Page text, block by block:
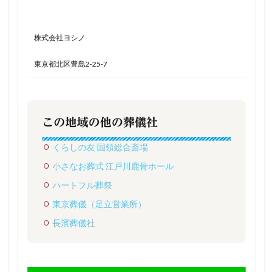
株式会社ヨシノ
東京都北区豊島2-25-7
この地域の他の葬儀社
くらしの友 国領総合斎場
小さなお葬式 江戸川鹿骨ホール
ハートフル葬祭
東京葬儀（足立営業所）
長濱葬儀社